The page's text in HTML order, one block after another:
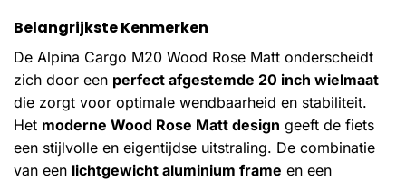
Belangrijkste Kenmerken
De Alpina Cargo M20 Wood Rose Matt onderscheidt
zich door een perfect afgestemde 20 inch wielmaat
die zorgt voor optimale wendbaarheid en stabiliteit.
Het moderne Wood Rose Matt design geeft de fiets
een stijlvolle en eigentijdse uitstraling. De combinatie
van een lichtgewicht aluminium frame en een